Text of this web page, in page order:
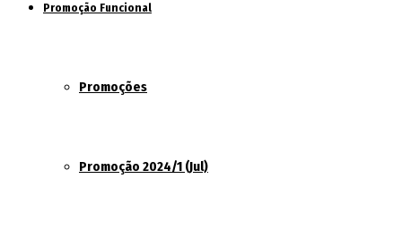
Promoção Funcional
Promoções
Promoção 2024/1 (Jul)